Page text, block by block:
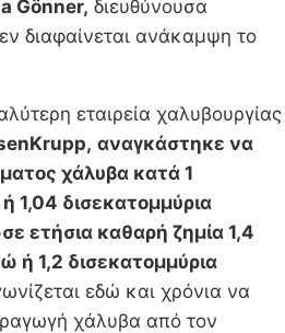
Gönner, διευθύνουσα
διαφαίνεται ανάκαμψη το
εταιρεία χαλυβουργίας
αναγκάστηκε να
χάλυβα κατά 1
1,04 δισεκατομμύρια
ετήσια καθαρή ζημία 1,4
ή 1,2 δισεκατομμύρια
εδώ και χρόνια να
χάλυβα από τον